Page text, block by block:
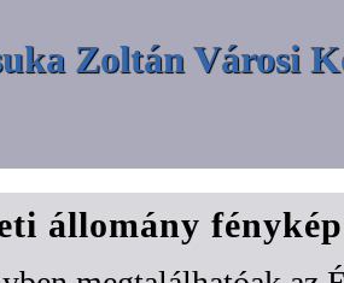
Zoltán Városi
állomány